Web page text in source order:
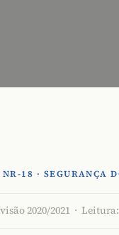
18 · SEGURANÇA
2020/2021 ·